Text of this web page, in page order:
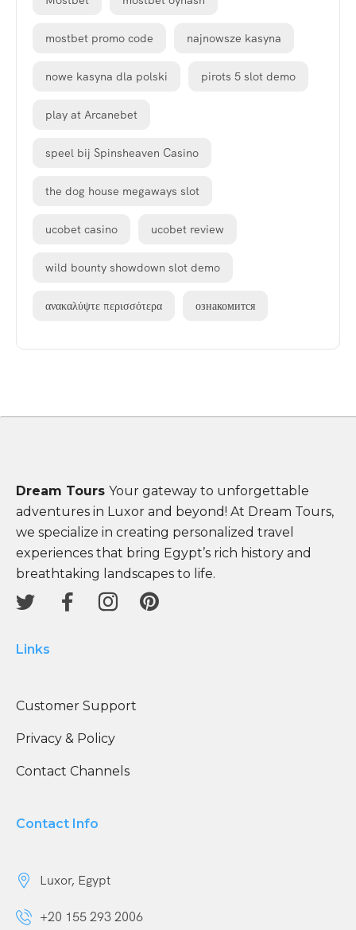
mostbet promo code najnowsze kasyna
nowe kasyna dla polski pirots 5 slot demo
play at Arcanebet
speel bij Spinsheaven Casino
the dog house megaways slot
ucobet casino ucobet review
wild bounty showdown slot demo
ανακαλύψτε περισσότερα ознакомится
Dream Tours Your gateway to unforgettable
adventures in Luxor and beyond! At Dream Tours,
we specialize in creating personalized travel
experiences that bring Egypt’s rich history and
breathtaking landscapes to life.
Links
Customer Support
Privacy & Policy
Contact Channels
Contact Info
Luxor, Egypt
+20 155 293 2006